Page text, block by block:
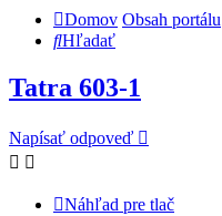
Domov Obsah portálu
Hľadať
Tatra 603-1
Napísať odpoveď
Náhľad pre tlač